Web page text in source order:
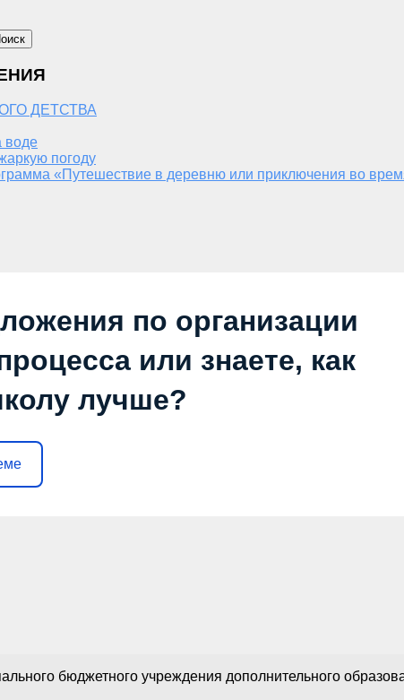
ДЕТСТВА
воде
погоду
«Путешествие в деревню или приключения во
по организации
или знаете, как
лучше?
бюджетного учреждения дополнительного